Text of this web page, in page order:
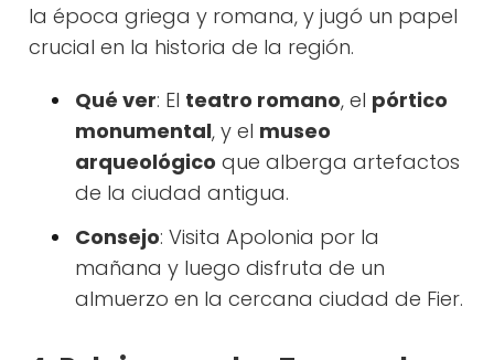
la época griega y romana, y jugó un papel
crucial en la historia de la región.
Qué ver: El teatro romano, el pórtico
monumental, y el museo
arqueológico que alberga artefactos
de la ciudad antigua.
Consejo: Visita Apolonia por la
mañana y luego disfruta de un
almuerzo en la cercana ciudad de Fier.